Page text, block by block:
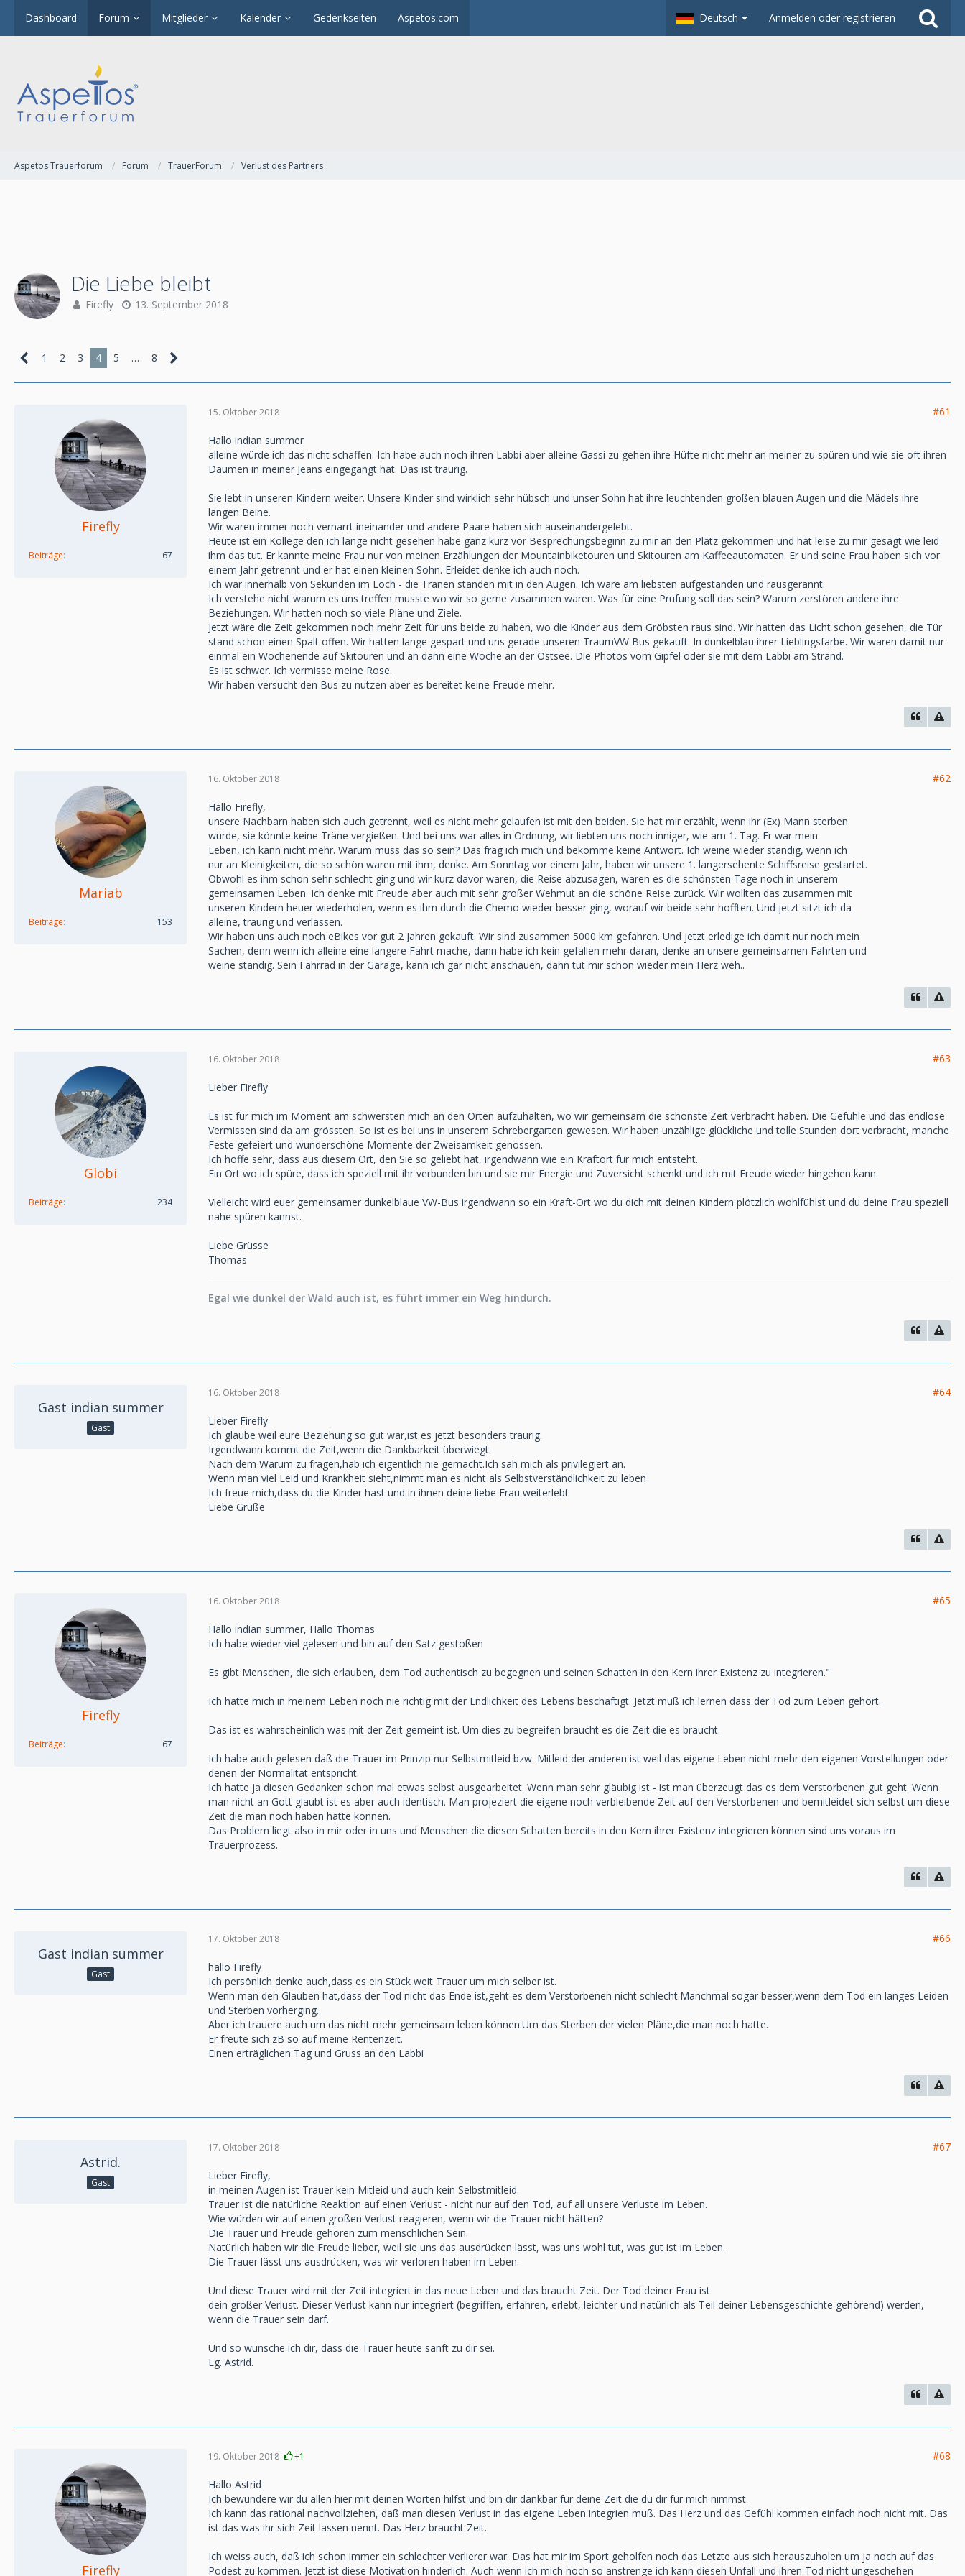
Dashboard Forum Mitglieder Kalender Gedenkseiten Aspetos.com Deutsch Anmelden oder registrieren
Aspetos Trauerforum Forum TrauerForum Verlust des Partners
Die Liebe bleibt
Firefly 13. September 2018
1 2 3 4 5 … 8
Firefly
Beiträge 67
15. Oktober 2018 #61
Hallo indian summer
alleine würde ich das nicht schaffen. Ich habe auch noch ihren Labbi aber alleine Gassi zu gehen ihre Hüfte nicht mehr an meiner zu spüren und wie sie oft ihren
Daumen in meiner Jeans eingegängt hat. Das ist traurig.
Sie lebt in unseren Kindern weiter. Unsere Kinder sind wirklich sehr hübsch und unser Sohn hat ihre leuchtenden großen blauen Augen und die Mädels ihre
langen Beine.
Wir waren immer noch vernarrt ineinander und andere Paare haben sich auseinandergelebt.
Heute ist ein Kollege den ich lange nicht gesehen habe ganz kurz vor Besprechungsbeginn zu mir an den Platz gekommen und hat leise zu mir gesagt wie leid
ihm das tut. Er kannte meine Frau nur von meinen Erzählungen der Mountainbiketouren und Skitouren am Kaffeeautomaten. Er und seine Frau haben sich vor
einem Jahr getrennt und er hat einen kleinen Sohn. Erleidet denke ich auch noch.
Ich war innerhalb von Sekunden im Loch - die Tränen standen mit in den Augen. Ich wäre am liebsten aufgestanden und rausgerannt.
Ich verstehe nicht warum es uns treffen musste wo wir so gerne zusammen waren. Was für eine Prüfung soll das sein? Warum zerstören andere ihre
Beziehungen. Wir hatten noch so viele Pläne und Ziele.
Jetzt wäre die Zeit gekommen noch mehr Zeit für uns beide zu haben, wo die Kinder aus dem Gröbsten raus sind. Wir hatten das Licht schon gesehen, die Tür
stand schon einen Spalt offen. Wir hatten lange gespart und uns gerade unseren TraumVW Bus gekauft. In dunkelblau ihrer Lieblingsfarbe. Wir waren damit nur
einmal ein Wochenende auf Skitouren und an dann eine Woche an der Ostsee. Die Photos vom Gipfel oder sie mit dem Labbi am Strand.
Es ist schwer. Ich vermisse meine Rose.
Wir haben versucht den Bus zu nutzen aber es bereitet keine Freude mehr.
Mariab
Beiträge 153
16. Oktober 2018 #62
Hallo Firefly,
unsere Nachbarn haben sich auch getrennt, weil es nicht mehr gelaufen ist mit den beiden. Sie hat mir erzählt, wenn ihr (Ex) Mann sterben
würde, sie könnte keine Träne vergießen. Und bei uns war alles in Ordnung, wir liebten uns noch inniger, wie am 1. Tag. Er war mein
Leben, ich kann nicht mehr. Warum muss das so sein? Das frag ich mich und bekomme keine Antwort. Ich weine wieder ständig, wenn ich
nur an Kleinigkeiten, die so schön waren mit ihm, denke. Am Sonntag vor einem Jahr, haben wir unsere 1. langersehente Schiffsreise gestartet.
Obwohl es ihm schon sehr schlecht ging und wir kurz davor waren, die Reise abzusagen, waren es die schönsten Tage noch in unserem
gemeinsamen Leben. Ich denke mit Freude aber auch mit sehr großer Wehmut an die schöne Reise zurück. Wir wollten das zusammen mit
unseren Kindern heuer wiederholen, wenn es ihm durch die Chemo wieder besser ging, worauf wir beide sehr hofften. Und jetzt sitzt ich da
alleine, traurig und verlassen.
Wir haben uns auch noch eBikes vor gut 2 Jahren gekauft. Wir sind zusammen 5000 km gefahren. Und jetzt erledige ich damit nur noch mein
Sachen, denn wenn ich alleine eine längere Fahrt mache, dann habe ich kein gefallen mehr daran, denke an unsere gemeinsamen Fahrten und
weine ständig. Sein Fahrrad in der Garage, kann ich gar nicht anschauen, dann tut mir schon wieder mein Herz weh..
Globi
Beiträge 234
16. Oktober 2018 #63
Lieber Firefly
Es ist für mich im Moment am schwersten mich an den Orten aufzuhalten, wo wir gemeinsam die schönste Zeit verbracht haben. Die Gefühle und das endlose
Vermissen sind da am grössten. So ist es bei uns in unserem Schrebergarten gewesen. Wir haben unzählige glückliche und tolle Stunden dort verbracht, manche
Feste gefeiert und wunderschöne Momente der Zweisamkeit genossen.
Ich hoffe sehr, dass aus diesem Ort, den Sie so geliebt hat, irgendwann wie ein Kraftort für mich entsteht.
Ein Ort wo ich spüre, dass ich speziell mit ihr verbunden bin und sie mir Energie und Zuversicht schenkt und ich mit Freude wieder hingehen kann.
Vielleicht wird euer gemeinsamer dunkelblaue VW-Bus irgendwann so ein Kraft-Ort wo du dich mit deinen Kindern plötzlich wohlfühlst und du deine Frau speziell
nahe spüren kannst.
Liebe Grüsse
Thomas
Egal wie dunkel der Wald auch ist, es führt immer ein Weg hindurch.
Gast indian summer
Gast
16. Oktober 2018 #64
Lieber Firefly
Ich glaube weil eure Beziehung so gut war,ist es jetzt besonders traurig.
Irgendwann kommt die Zeit,wenn die Dankbarkeit überwiegt.
Nach dem Warum zu fragen,hab ich eigentlich nie gemacht.Ich sah mich als privilegiert an.
Wenn man viel Leid und Krankheit sieht,nimmt man es nicht als Selbstverständlichkeit zu leben
Ich freue mich,dass du die Kinder hast und in ihnen deine liebe Frau weiterlebt
Liebe Grüße
Firefly
Beiträge 67
16. Oktober 2018 #65
Hallo indian summer, Hallo Thomas
Ich habe wieder viel gelesen und bin auf den Satz gestoßen
Es gibt Menschen, die sich erlauben, dem Tod authentisch zu begegnen und seinen Schatten in den Kern ihrer Existenz zu integrieren."
Ich hatte mich in meinem Leben noch nie richtig mit der Endlichkeit des Lebens beschäftigt. Jetzt muß ich lernen dass der Tod zum Leben gehört.
Das ist es wahrscheinlich was mit der Zeit gemeint ist. Um dies zu begreifen braucht es die Zeit die es braucht.
Ich habe auch gelesen daß die Trauer im Prinzip nur Selbstmitleid bzw. Mitleid der anderen ist weil das eigene Leben nicht mehr den eigenen Vorstellungen oder
denen der Normalität entspricht.
Ich hatte ja diesen Gedanken schon mal etwas selbst ausgearbeitet. Wenn man sehr gläubig ist - ist man überzeugt das es dem Verstorbenen gut geht. Wenn
man nicht an Gott glaubt ist es aber auch identisch. Man projeziert die eigene noch verbleibende Zeit auf den Verstorbenen und bemitleidet sich selbst um diese
Zeit die man noch haben hätte können.
Das Problem liegt also in mir oder in uns und Menschen die diesen Schatten bereits in den Kern ihrer Existenz integrieren können sind uns voraus im
Trauerprozess.
Gast indian summer
Gast
17. Oktober 2018 #66
hallo Firefly
Ich persönlich denke auch,dass es ein Stück weit Trauer um mich selber ist.
Wenn man den Glauben hat,dass der Tod nicht das Ende ist,geht es dem Verstorbenen nicht schlecht.Manchmal sogar besser,wenn dem Tod ein langes Leiden
und Sterben vorherging.
Aber ich trauere auch um das nicht mehr gemeinsam leben können.Um das Sterben der vielen Pläne,die man noch hatte.
Er freute sich zB so auf meine Rentenzeit.
Einen erträglichen Tag und Gruss an den Labbi
Astrid.
Gast
17. Oktober 2018 #67
Lieber Firefly,
in meinen Augen ist Trauer kein Mitleid und auch kein Selbstmitleid.
Trauer ist die natürliche Reaktion auf einen Verlust - nicht nur auf den Tod, auf all unsere Verluste im Leben.
Wie würden wir auf einen großen Verlust reagieren, wenn wir die Trauer nicht hätten?
Die Trauer und Freude gehören zum menschlichen Sein.
Natürlich haben wir die Freude lieber, weil sie uns das ausdrücken lässt, was uns wohl tut, was gut ist im Leben.
Die Trauer lässt uns ausdrücken, was wir verloren haben im Leben.
Und diese Trauer wird mit der Zeit integriert in das neue Leben und das braucht Zeit. Der Tod deiner Frau ist
dein großer Verlust. Dieser Verlust kann nur integriert (begriffen, erfahren, erlebt, leichter und natürlich als Teil deiner Lebensgeschichte gehörend) werden,
wenn die Trauer sein darf.
Und so wünsche ich dir, dass die Trauer heute sanft zu dir sei.
Lg. Astrid.
Firefly
19. Oktober 2018 +1 #68
Hallo Astrid
Ich bewundere wir du allen hier mit deinen Worten hilfst und bin dir dankbar für deine Zeit die du dir für mich nimmst.
Ich kann das rational nachvollziehen, daß man diesen Verlust in das eigene Leben integrien muß. Das Herz und das Gefühl kommen einfach noch nicht mit. Das
ist das was ihr sich Zeit lassen nennt. Das Herz braucht Zeit.
Ich weiss auch, daß ich schon immer ein schlechter Verlierer war. Das hat mir im Sport geholfen noch das Letzte aus sich herauszuholen um ja noch auf das
Podest zu kommen. Jetzt ist diese Motivation hinderlich. Auch wenn ich mich noch so anstrenge ich kann diesen Unfall und ihren Tod nicht ungeschehen